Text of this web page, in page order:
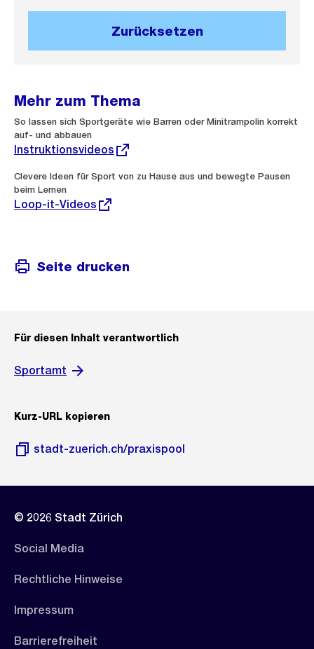
Zurücksetzen
Mehr zum Thema
So lassen sich Sportgeräte wie Barren oder Minitrampolin korrekt
auf- und abbauen
Externer
Link:
Instruktionsvideos
Clevere Ideen für Sport von zu Hause aus und bewegte Pausen
beim Lernen
Externer
Link:
Loop-it-Videos
Seite drucken
Für diesen Inhalt verantwortlich
Sportamt
Kurz-URL kopieren
stadt-zuerich.ch/praxispool
© 2026 Stadt Zürich
Social Media
Rechtliche Hinweise
Impressum
Barrierefreiheit